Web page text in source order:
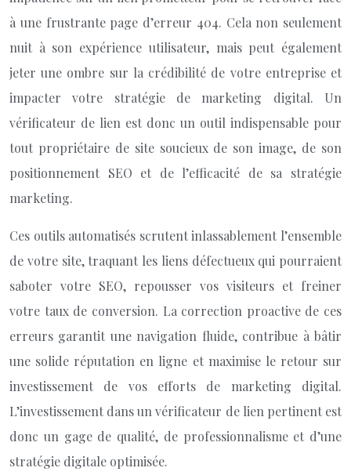
à une frustrante page d’erreur 404. Cela non seulement
nuit à son expérience utilisateur, mais peut également
jeter une ombre sur la crédibilité de votre entreprise et
impacter votre stratégie de marketing digital. Un
vérificateur de lien est donc un outil indispensable pour
tout propriétaire de site soucieux de son image, de son
positionnement SEO et de l’efficacité de sa stratégie
marketing.
Ces outils automatisés scrutent inlassablement l’ensemble
de votre site, traquant les liens défectueux qui pourraient
saboter votre SEO, repousser vos visiteurs et freiner
votre taux de conversion. La correction proactive de ces
erreurs garantit une navigation fluide, contribue à bâtir
une solide réputation en ligne et maximise le retour sur
investissement de vos efforts de marketing digital.
L’investissement dans un vérificateur de lien pertinent est
donc un gage de qualité, de professionnalisme et d’une
stratégie digitale optimisée.